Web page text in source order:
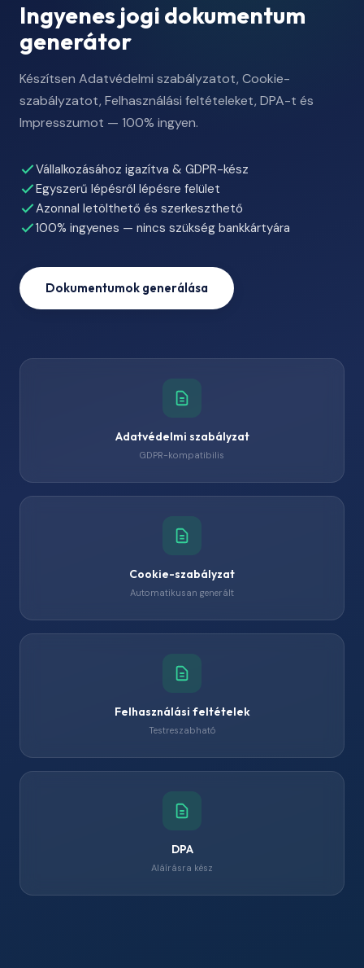
Ingyenes jogi dokumentum
generátor
Készítsen Adatvédelmi szabályzatot, Cookie-
szabályzatot, Felhasználási feltételeket, DPA-t és
Impresszumot — 100% ingyen.
Vállalkozásához igazítva & GDPR-kész
Egyszerű lépésről lépésre felület
Azonnal letölthető és szerkeszthető
100% ingyenes — nincs szükség bankkártyára
Dokumentumok generálása
Adatvédelmi szabályzat
GDPR-kompatibilis
Cookie-szabályzat
Automatikusan generált
Felhasználási feltételek
Testreszabható
DPA
Aláírásra kész